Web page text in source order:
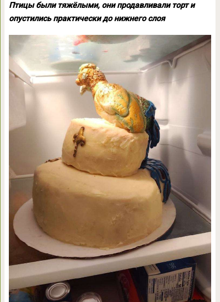
Птицы были тяжёлыми, они продавливали торт и
опустились практически до нижнего слоя